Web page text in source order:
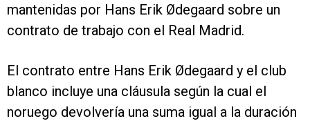
mantenidas por Hans Erik Ødegaard sobre un
contrato de trabajo con el Real Madrid.
El contrato entre Hans Erik Ødegaard y el club
blanco incluye una cláusula según la cual el
noruego devolvería una suma igual a la duración